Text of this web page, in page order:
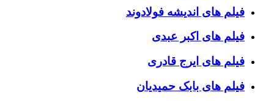
فیلم های اندیشه فولادوند
فیلم های اکبر عبدی
فیلم های ایرج قادری
فیلم های بابک حمیدیان